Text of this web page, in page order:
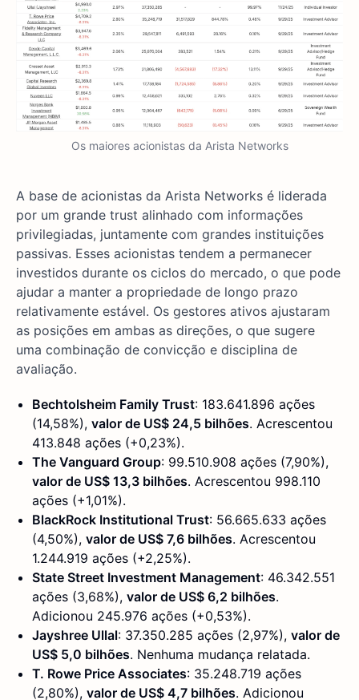
Os maiores acionistas da Arista Networks
A base de acionistas da Arista Networks é liderada
por um grande trust alinhado com informações
privilegiadas, juntamente com grandes instituições
passivas. Esses acionistas tendem a permanecer
investidos durante os ciclos do mercado, o que pode
ajudar a manter a propriedade de longo prazo
relativamente estável. Os gestores ativos ajustaram
as posições em ambas as direções, o que sugere
uma combinação de convicção e disciplina de
avaliação.
Bechtolsheim Family Trust: 183.641.896 ações
(14,58%), valor de US$ 24,5 bilhões. Acrescentou
413.848 ações (+0,23%).
The Vanguard Group: 99.510.908 ações (7,90%),
valor de US$ 13,3 bilhões. Acrescentou 998.110
ações (+1,01%).
BlackRock Institutional Trust: 56.665.633 ações
(4,50%), valor de US$ 7,6 bilhões. Acrescentou
1.244.919 ações (+2,25%).
State Street Investment Management: 46.342.551
ações (3,68%), valor de US$ 6,2 bilhões.
Adicionou 245.976 ações (+0,53%).
Jayshree Ullal: 37.350.285 ações (2,97%), valor de
US$ 5,0 bilhões. Nenhuma mudança relatada.
T. Rowe Price Associates: 35.248.719 ações
(2,80%), valor de US$ 4,7 bilhões. Adicionou